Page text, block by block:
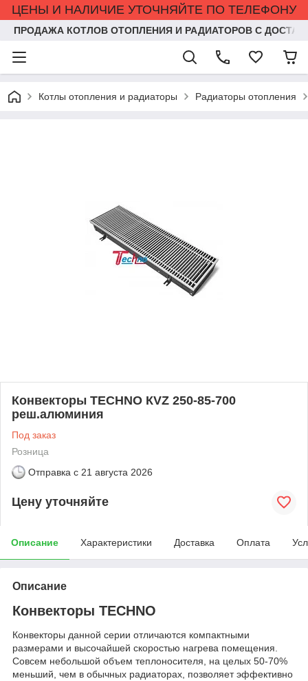
ЦЕНЫ И НАЛИЧИЕ УТОЧНЯЙТЕ ПО ТЕЛЕФОНУ
ПРОДАЖА КОТЛОВ ОТОПЛЕНИЯ И РАДИАТОРОВ С
Котлы отопления и радиаторы Радиаторы отопления
Конвекторы TECHNO КVZ 250-85-700
реш.алюминия
Под заказ
Розница
Отправка с 21 августа 2026
Цену уточняйте
Описание Характеристики Доставка Оплата
Описание
Конвекторы TECHNO
Конвекторы данной серии отличаются компактными
размерами и высочайшей скоростью нагрева помещения.
Совсем небольшой объем теплоносителя, на целых 50-70%
меньший, чем в обычных радиаторах, позволяет эффективно